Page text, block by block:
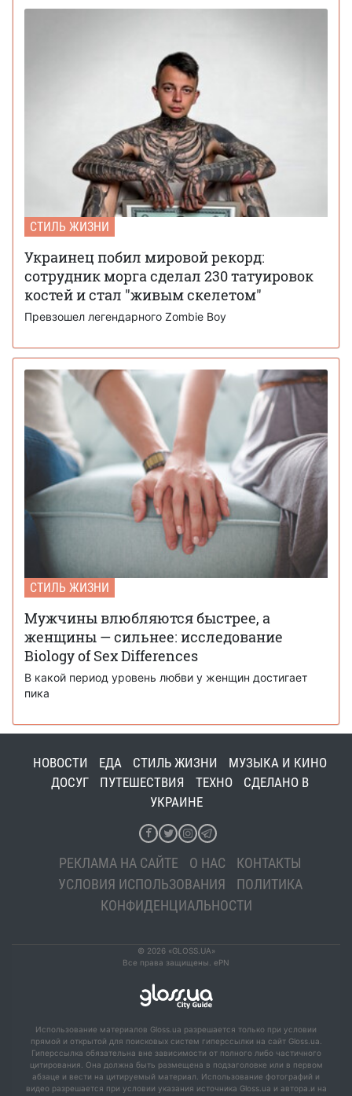
СТИЛЬ ЖИЗНИ
Украинец побил мировой рекорд:
сотрудник морга сделал 230 татуировок
костей и стал "живым скелетом"
Превзошел легендарного Zombie Boy
СТИЛЬ ЖИЗНИ
Мужчины влюбляются быстрее, а
женщины — сильнее: исследование
Biology of Sex Differences
В какой период уровень любви у женщин достигает
пика
НОВОСТИ ЕДА СТИЛЬ ЖИЗНИ
МУЗЫКА И КИНО
ДОСУГ
ПУТЕШЕСТВИЯ ТЕХНО
СДЕЛАНО В
УКРАИНЕ
РЕКЛАМА НА САЙТЕ О НАС
КОНТАКТЫ
УСЛОВИЯ ИСПОЛЬЗОВАНИЯ
ПОЛИТИКА
КОНФИДЕНЦИАЛЬНОСТИ
© 2026 «GLOSS.UA»
Все права защищены. ePN
Использование материалов Gloss.ua разрешается только при условии
прямой и открытой для поисковых систем гиперссылки на сайт Gloss.ua.
Гиперссылка обязательна вне зависимости от полного либо частичного
цитирования. Она должна быть размещена в подзаголовке или в первом
абзаце и вести на цитируемый материал. Использование фотографий и
видео разрешается при условии указания источника Gloss.ua и автора.и на